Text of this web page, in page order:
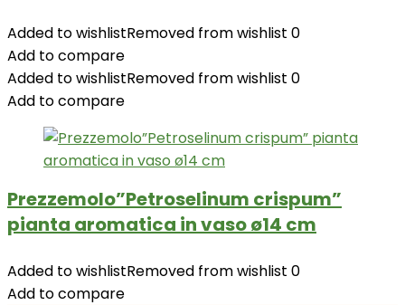
Added to wishlistRemoved from wishlist 0
Add to compare
Added to wishlistRemoved from wishlist 0
Add to compare
Prezzemolo”Petroselinum crispum”
pianta aromatica in vaso ø14 cm
Added to wishlistRemoved from wishlist 0
Add to compare